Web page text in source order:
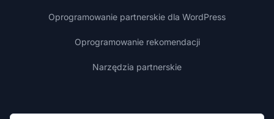
Oprogramowanie partnerskie dla WordPress
Oprogramowanie rekomendacji
Narzędzia partnerskie